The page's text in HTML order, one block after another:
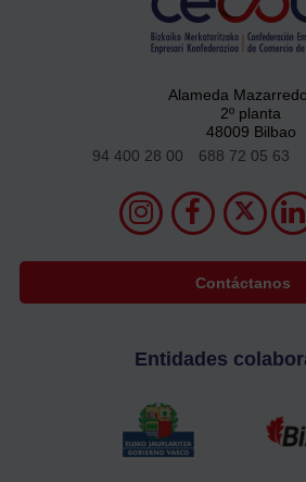
Alameda
2º planta
48009 Bilbao
94 400 28 00
688 72 05 63
Contáctanos
Entidades